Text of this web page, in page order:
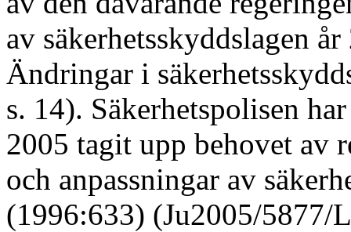
av säkerhetsskyddslagen
Ändringar i
s. 14). Säkerhetspolisen
2005 tagit upp behovet av
och anpassningar av
(1996:633) (Ju2005/5877/